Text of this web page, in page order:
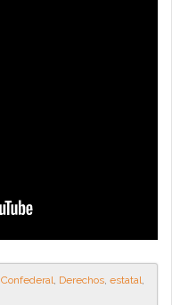
Confederal, Derechos, estatal,